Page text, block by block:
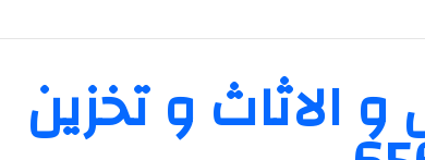
الاثاث و تخزين